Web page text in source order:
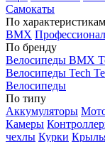
Самокаты
По характеристикам
BMX
По бренду
Велосипеды BMX
Велосипеды Tech
Велосипеды
По типу
Аккумуляторы
Камеры
чехлы Курки